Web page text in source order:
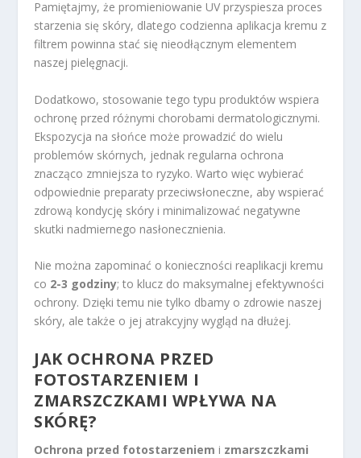
Pamiętajmy, że promieniowanie UV przyspiesza proces
starzenia się skóry, dlatego codzienna aplikacja kremu z
filtrem powinna stać się nieodłącznym elementem
naszej pielęgnacji.
Dodatkowo, stosowanie tego typu produktów wspiera
ochronę przed różnymi chorobami dermatologicznymi.
Ekspozycja na słońce może prowadzić do wielu
problemów skórnych, jednak regularna ochrona
znacząco zmniejsza to ryzyko. Warto więc wybierać
odpowiednie preparaty przeciwsłoneczne, aby wspierać
zdrową kondycję skóry i minimalizować negatywne
skutki nadmiernego nasłonecznienia.
Nie można zapominać o konieczności reaplikacji kremu
co 2-3 godziny; to klucz do maksymalnej efektywności
ochrony. Dzięki temu nie tylko dbamy o zdrowie naszej
skóry, ale także o jej atrakcyjny wygląd na dłużej.
JAK OCHRONA PRZED
FOTOSTARZENIEM I
ZMARSZCZKAMI WPŁYWA NA
SKÓRĘ?
Ochrona przed fotostarzeniem i zmarszczkami